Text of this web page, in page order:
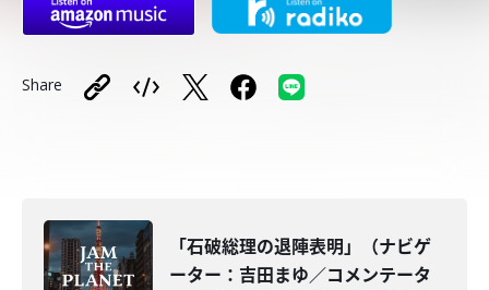
Share
「石破総理の退陣表明」（ナビゲ
ーター：吉田まゆ／コメンテータ